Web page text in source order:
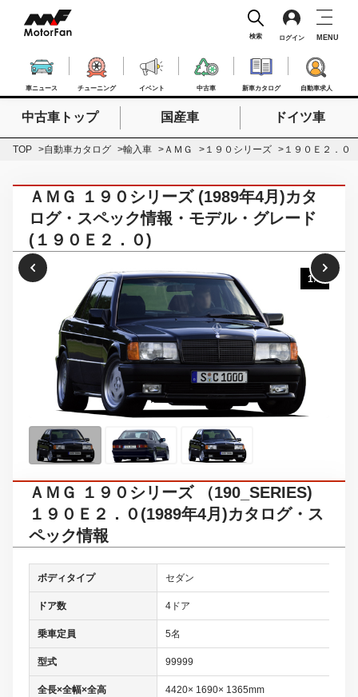
車ニュース チューニング イベント 中古車 新車カタログ 自動車求人
検索 ログイン MENU
検索したいキーワードを入力
検索
中古車トップ 国産車 ドイツ車
TOP 自動車カタログ 輸入車 ＡＭＧ １９０シリーズ １９０Ｅ２．０
ＡＭＧ １９０シリーズ (1989年4月)カタ
ログ・スペック情報・モデル・グレード
(１９０Ｅ２．０)
1/3
ＡＭＧ １９０シリーズ （190_SERIES)
１９０Ｅ２．０(1989年4月)カタログ・ス
ペック情報
ボディタイプ セダン
ドア数 4ドア
乗車定員 5名
型式 99999
全長×全幅×全高 4420× 1690× 1365mm